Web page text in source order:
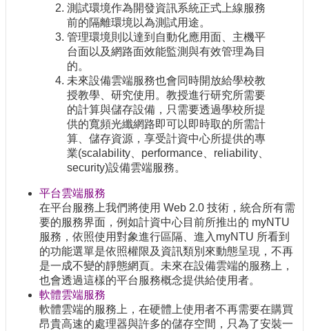
測試環境作為開發資訊系統正式上線服務
前的隔離環境以為測試用途。
管理環境則以達到自動化應用面、主機平
台面以及網路面效能監測與有效管理為目
的。
未來設備雲端服務也會同時開放給學校教
授教學、研究使用。教授進行研究所需要
的計算與儲存設備，只需要透過學校所提
供的寬頻光纖網路即可以即時取的所需計
算、儲存資源，享受計資中心所提供的專
業(scalability、performance、reliability、
security)設備雲端服務。
平台雲端服務
在平台服務上我們將使用 Web 2.0 技術，統合所有需
要的服務界面，例如計資中心目前所推出的 myNTU
服務，依照使用對象進行區隔、進入myNTU 所看到
的功能選單是依照權限及資訊類別來動態呈現，不再
是一成不變的靜態網頁。未來在設備雲端的服務上，
也會透過這樣的平台服務概念提供給使用者。
軟體雲端服務
軟體雲端的服務上，在硬體上使用者不再需要在購買
昂貴高速的處理器與許多的儲存空間，只為了安裝一